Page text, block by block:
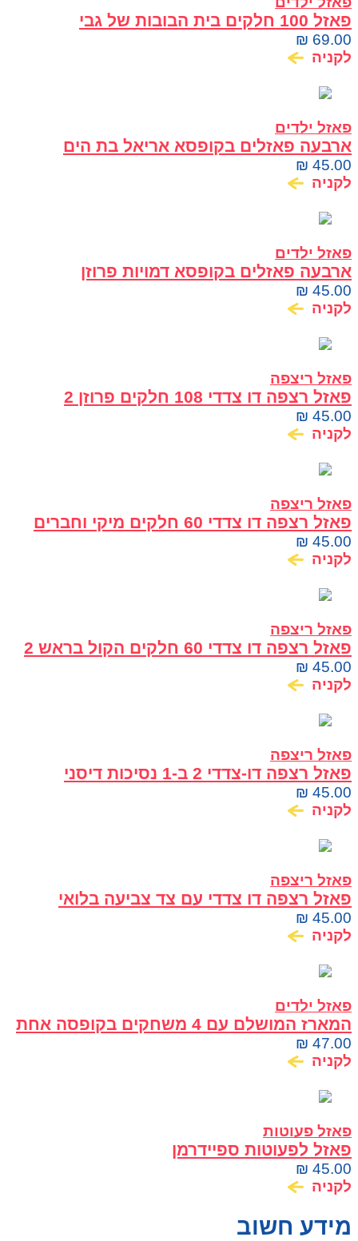
פאזל 100 חלקים בית הבובות של גבי
₪ 69.00
לקניה
פאזל ילדים
ארבעה פאזלים בקופסא אריאל בת הים
וחבריה
₪ 45.00
לקניה
פאזל ילדים
ארבעה פאזלים בקופסא דמויות פרוזן
₪ 45.00
לקניה
פאזל ריצפה
פאזל רצפה דו צדדי 108 חלקים פרוזן 2
₪ 45.00
לקניה
פאזל ריצפה
פאזל רצפה דו צדדי 60 חלקים מיקי וחברים
₪ 45.00
לקניה
פאזל ריצפה
פאזל רצפה דו צדדי 60 חלקים הקול בראש 2
₪ 45.00
לקניה
פאזל ריצפה
פאזל רצפה דו-צדדי 2 ב-1 נסיכות דיסני
₪ 45.00
לקניה
פאזל ריצפה
פאזל רצפה דו צדדי עם צד צביעה בלואי
₪ 45.00
לקניה
פאזל ילדים
המארז המושלם עם 4 משחקים בקופסה אחת
ספיידי וחברים לפעוטות
₪ 47.00
לקניה
פאזל פעוטות
פאזל לפעוטות ספיידרמן
₪ 45.00
לקניה
מידע חשוב